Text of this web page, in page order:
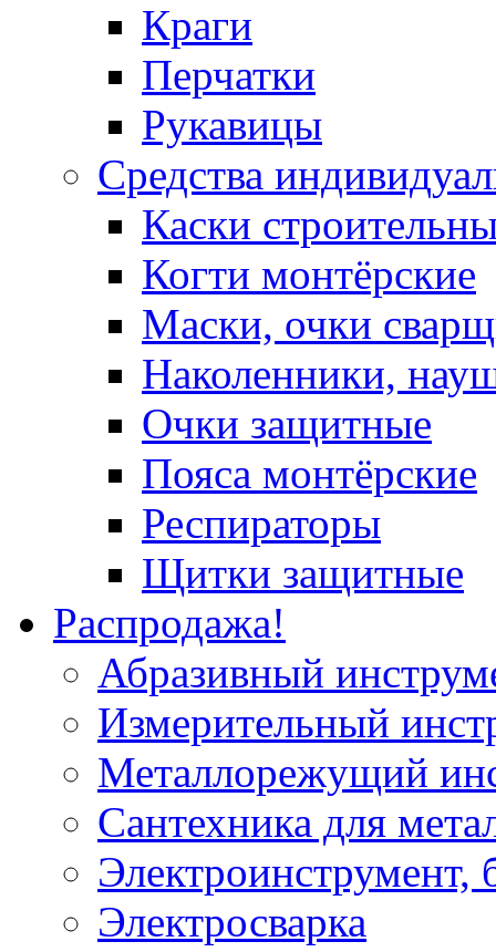
Краги
Перчатки
Рукавицы
Средства
Каски
Когти монтёрские
Маски, очки
Наколенники,
Очки защитные
Пояса монтёрские
Респираторы
Щитки защитные
Распродажа!
Абразивный
Измерительный
Металлорежущий
Сантехника для
Электроинструмент,
Электросварка